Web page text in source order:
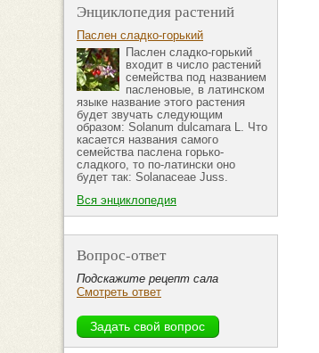
Энциклопедия растений
Паслен сладко-горький
Паслен сладко-горький
входит в число растений
семейства под названием
пасленовые, в латинском
языке название этого растения
будет звучать следующим
образом: Solanum dulcamara L. Что
касается названия самого
семейства паслена горько-
сладкого, то по-латински оно
будет так: Solanaceae Juss.
Вся энциклопедия
Вопрос-ответ
Подскажите рецепт сала
Смотреть ответ